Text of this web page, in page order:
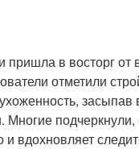
пришла в восторг
отметили
Многие подчеркнули,
вдохновляет